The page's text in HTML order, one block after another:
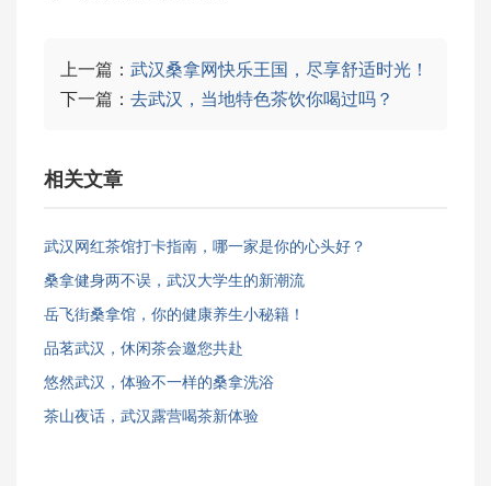
上一篇： 武汉桑拿网快乐王国，尽享舒适时光！
下一篇： 去武汉，当地特色茶饮你喝过吗？
相关文章
武汉网红茶馆打卡指南，哪一家是你的心头好？
桑拿健身两不误，武汉大学生的新潮流
岳飞街桑拿馆，你的健康养生小秘籍！
品茗武汉，休闲茶会邀您共赴
悠然武汉，体验不一样的桑拿洗浴
茶山夜话，武汉露营喝茶新体验